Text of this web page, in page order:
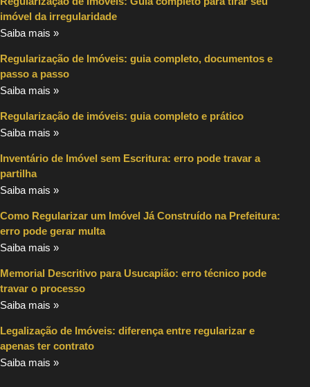
imóvel da irregularidade
Saiba mais »
Regularização de Imóveis: guia completo, documentos e
passo a passo
Saiba mais »
Regularização de imóveis: guia completo e prático
Saiba mais »
Inventário de Imóvel sem Escritura: erro pode travar a
partilha
Saiba mais »
Como Regularizar um Imóvel Já Construído na Prefeitura:
erro pode gerar multa
Saiba mais »
Memorial Descritivo para Usucapião: erro técnico pode
travar o processo
Saiba mais »
Legalização de Imóveis: diferença entre regularizar e
apenas ter contrato
Saiba mais »